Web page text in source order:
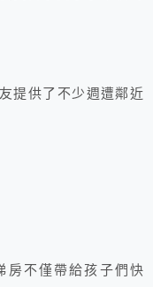
提供了不少週遭鄰近
房不僅帶給孩子們快